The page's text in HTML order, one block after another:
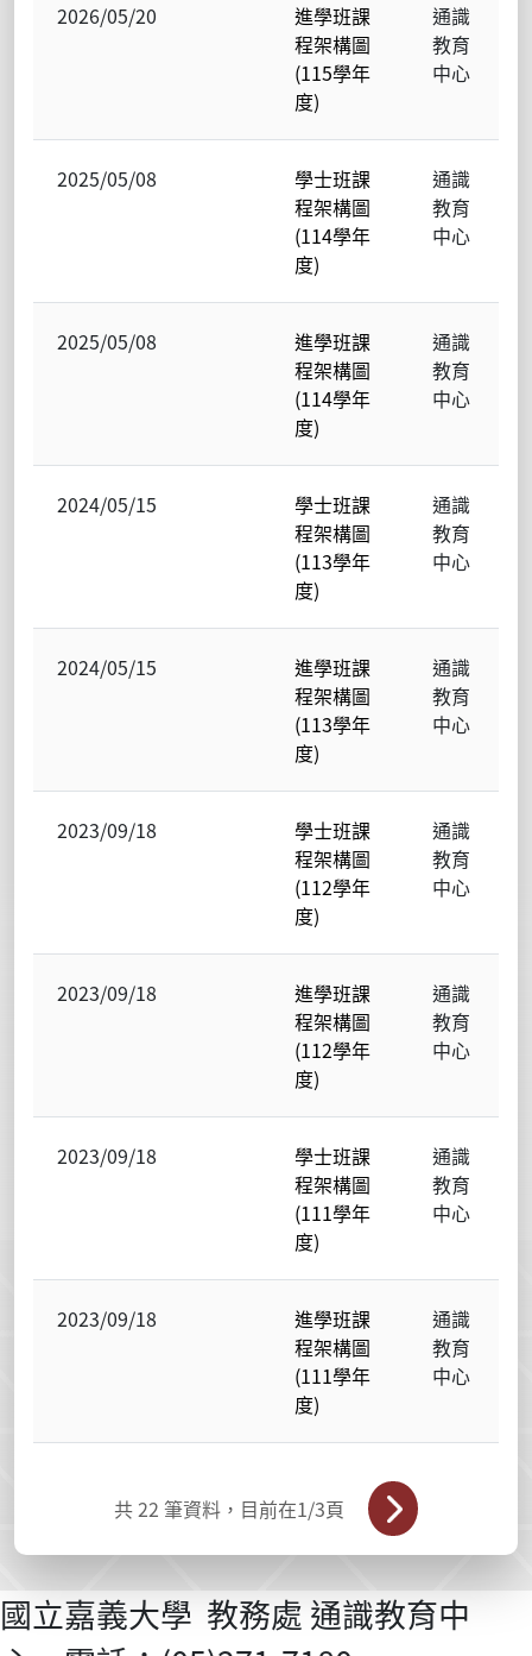
2026/05/20
進學班課
程架構圖
(115學年
度)
通識
教育
中心
2025/05/08
學士班課
程架構圖
(114學年
度)
通識
教育
中心
2025/05/08
進學班課
程架構圖
(114學年
度)
通識
教育
中心
2024/05/15
學士班課
程架構圖
(113學年
度)
通識
教育
中心
2024/05/15
進學班課
程架構圖
(113學年
度)
通識
教育
中心
2023/09/18
學士班課
程架構圖
(112學年
度)
通識
教育
中心
2023/09/18
進學班課
程架構圖
(112學年
度)
通識
教育
中心
2023/09/18
學士班課
程架構圖
(111學年
度)
通識
教育
中心
2023/09/18
進學班課
程架構圖
(111學年
度)
通識
教育
中心
共22 筆資料，目前在1/3頁
國立嘉義大學 教務處 通識教育中